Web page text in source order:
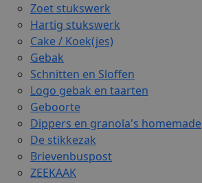
Zoet stukswerk
Hartig stukswerk
Cake / Koek(jes)
Gebak
Schnitten en Sloffen
Logo gebak en taarten
Geboorte
Dippers en granola's homemade
De stikkezak
Brievenbuspost
ZEEKAAK